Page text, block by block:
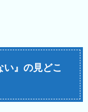
い』の見どこ